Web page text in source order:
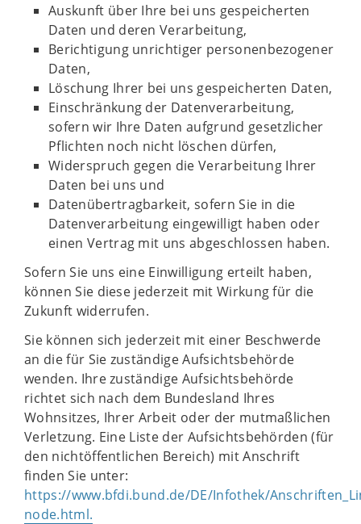
Auskunft über Ihre bei uns gespeicherten
Daten und deren Verarbeitung,
Berichtigung unrichtiger personenbezogener
Daten,
Löschung Ihrer bei uns gespeicherten Daten,
Einschränkung der Datenverarbeitung,
sofern wir Ihre Daten aufgrund gesetzlicher
Pflichten noch nicht löschen dürfen,
Widerspruch gegen die Verarbeitung Ihrer
Daten bei uns und
Datenübertragbarkeit, sofern Sie in die
Datenverarbeitung eingewilligt haben oder
einen Vertrag mit uns abgeschlossen haben.
Sofern Sie uns eine Einwilligung erteilt haben,
können Sie diese jederzeit mit Wirkung für die
Zukunft widerrufen.
Sie können sich jederzeit mit einer Beschwerde
an die für Sie zuständige Aufsichtsbehörde
wenden. Ihre zuständige Aufsichtsbehörde
richtet sich nach dem Bundesland Ihres
Wohnsitzes, Ihrer Arbeit oder der mutmaßlichen
Verletzung. Eine Liste der Aufsichtsbehörden (für
den nichtöffentlichen Bereich) mit Anschrift
finden Sie unter:
https://www.bfdi.bund.de/DE/Infothek/
node.html.